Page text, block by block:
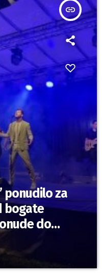
insert_link
ponudilo za
bogate
do